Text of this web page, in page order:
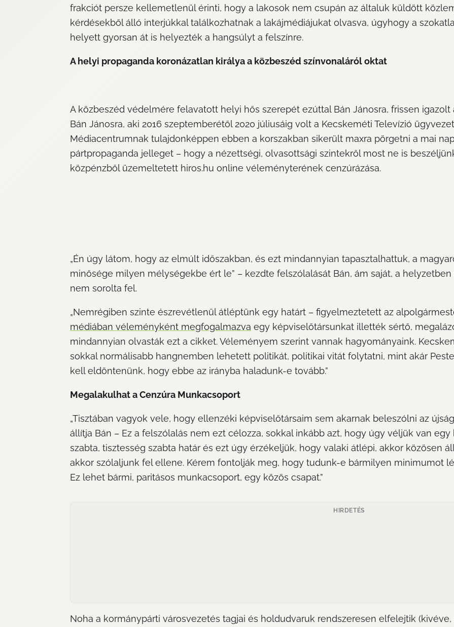
frakciót persze kellemetlenül érinti, hogy a lakosok nem csupán az általuk küldött
kérdésekből álló interjúkkal találkozhatnak a lakájmédiájukat olvasva, úgyhogy a
helyett gyorsan át is helyezték a hangsúlyt a felszínre.
A helyi propaganda koronázatlan királya a közbeszéd színvonaláról oktat
A közbeszéd védelmére felavatott helyi hős szerepét ezúttal Bán Jánosra, frissen
Bán Jánosra, aki 2016 szeptemberétől 2020 júliusáig volt a Kecskeméti Televízió
Médiacentrumnak tulajdonképpen ebben a korszakban sikerült maxra pörgetni a mai
pártpropaganda jelleget – hogy a nézettségi, olvasottsági szintekről most ne is
közpénzből üzemeltetett hiros.hu online véleményterének cenzúrázása.
„Én úgy látom, hogy az elmúlt időszakban, és ezt mindannyian tapasztalhattuk, a
minősége milyen mélységekbe ért le” – kezdte felszólalását Bán, ám saját, a
nem sorolta fel.
„Nemrégiben szinte észrevétlenül átléptünk egy határt – figyelmeztetett az
médiában véleményként megfogalmazva egy képviselőtársunkat illették sértő,
mindannyian olvasták ezt a cikket. Véleményem szerint vannak hagyományaink.
sokkal normálisabb hangnemben lehetett politikát, politikai vitát folytatni, mint akár
kell eldöntenünk, hogy ebbe az irányba haladunk-e tovább.”
Megalakulhat a Cenzúra Munkacsoport
„Tisztában vagyok vele, hogy ellenzéki képviselőtársaim sem akarnak beleszólni az
állítja Bán – Ez a felszólalás nem ezt célozza, sokkal inkább azt, hogy úgy véljük van
szabta, tisztesség szabta határ és ezt úgy érzékeljük, hogy valaki átlépi, akkor közösen
akkor szólaljunk fel ellene. Kérem fontolják meg, hogy tudunk-e bármilyen minimumot
Ez lehet bármi, paritásos munkacsoport, egy közös csapat.”
HIRDETÉS
Noha a kormánypárti városvezetés tagjai és holdudvaruk rendszeresen elfelejtik